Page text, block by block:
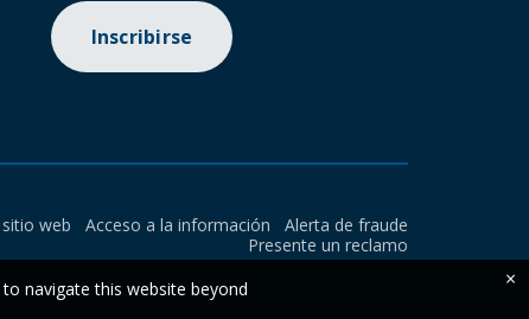
Inscribirse
web Acceso a la información
Alerta de fraude
Presente un reclamo
navigate this website beyond
×